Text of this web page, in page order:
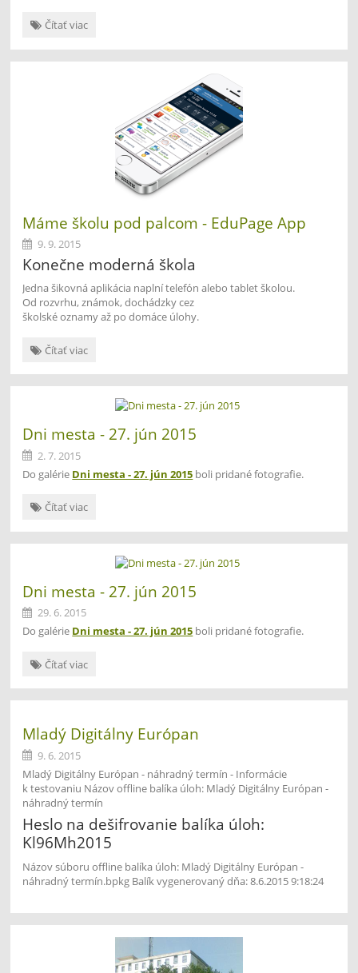
Autodesk
Resource
Čítať viac
Máme školu pod palcom - EduPage App
9. 9. 2015
Konečne moderná škola
Jedna šikovná aplikácia naplní telefón alebo tablet školou.
Od rozvrhu, známok, dochádzky cez
školské oznamy až po domáce úlohy.
Máme
pod
App:
Čítať viac
Dni mesta - 27. jún 2015
2. 7. 2015
Do galérie Dni mesta - 27. jún 2015 boli pridané fotografie.
Dni
-
Čítať viac
Dni mesta - 27. jún 2015
29. 6. 2015
Do galérie Dni mesta - 27. jún 2015 boli pridané fotografie.
Dni
-
2015:
Čítať viac
Mladý Digitálny Európan
9. 6. 2015
Mladý Digitálny Európan - náhradný termín - Informácie
k testovaniu Názov offline balíka úloh: Mladý Digitálny Európan -
náhradný termín
Heslo na dešifrovanie balíka úloh:
Kl96Mh2015
Názov súboru offline balíka úloh: Mladý Digitálny Európan -
náhradný termín.bpkg Balík vygenerovaný dňa: 8.6.2015 9:18:24